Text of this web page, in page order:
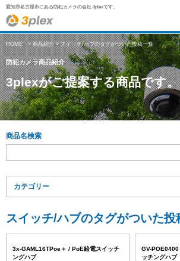
愛知県名古屋市にある防犯カメラの会社 3plexです。
HOME>商品紹介> スイッチ/ハブのタグがついた投稿一覧
防犯カメラ商品紹介
3plexがご提案する商品です。
商品名検索
カテゴリー
スイッチ/ハブのタグがついた投
3x-GAML16TPoe＋ / PoE給電スイッチ
ングハブ
GV-POE0400
ッチングハブ